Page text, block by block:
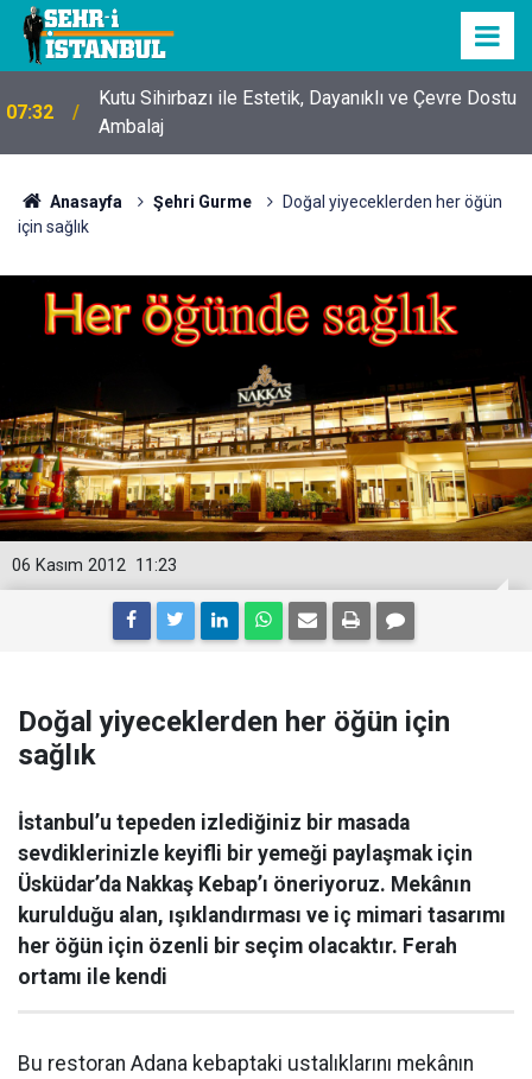
07:32
Kutu Sihirbazı ile Estetik, Dayanıklı ve Çevre Dostu
Ambalaj
Anasayfa Şehri Gurme
Doğal yiyeceklerden her öğün
için sağlık
11:23
06 Kasım 2012
Doğal yiyeceklerden her öğün için
sağlık
İstanbul’u tepeden izlediğiniz bir masada
sevdiklerinizle keyifli bir yemeği paylaşmak için
Üsküdar’da Nakkaş Kebap’ı öneriyoruz. Mekânın
kurulduğu alan, ışıklandırması ve iç mimari tasarımı
her öğün için özenli bir seçim olacaktır. Ferah
ortamı ile kendi
Bu restoran Adana kebaptaki ustalıklarını mekânın